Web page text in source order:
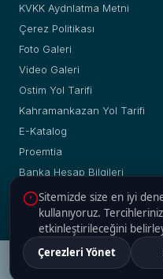
KVKK Aydnlatma Metni
Çerez Politikası
Foto Galeri
Video Galeri
Ostim Yol Tarifi
Kahramankazan Yol Tarifi
E-Katalog
Proemtia
Banka Hesap Bilgileri
© Copyright 2019 - 2026
Web
Sitemizde size en iyi
kullanıyoruz.
etkinleştirileceğini
Çerezleri Yönet